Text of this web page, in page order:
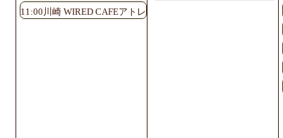
11:00川崎 WIRED CAFEアトレ川崎店